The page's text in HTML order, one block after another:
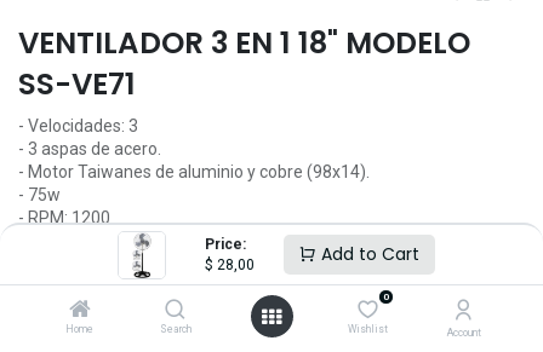
Price:
$ 28,00 Add to Cart
Home Search
0
Wishlist Account
VENTILADOR 3 EN 1 18" MODELO
SS-VE71
- Velocidades: 3
- 3 aspas de acero.
- Motor Taiwanes de aluminio y cobre (98x14).
- 75w
- RPM: 1200
- Niveles de Potencia: 110v/ 60Hz
- Cable de poder: 1.8 mt.
- Rejillas seguras de zinc (120x0.25 ).
- Diseño de soporte: redondo, 800g.